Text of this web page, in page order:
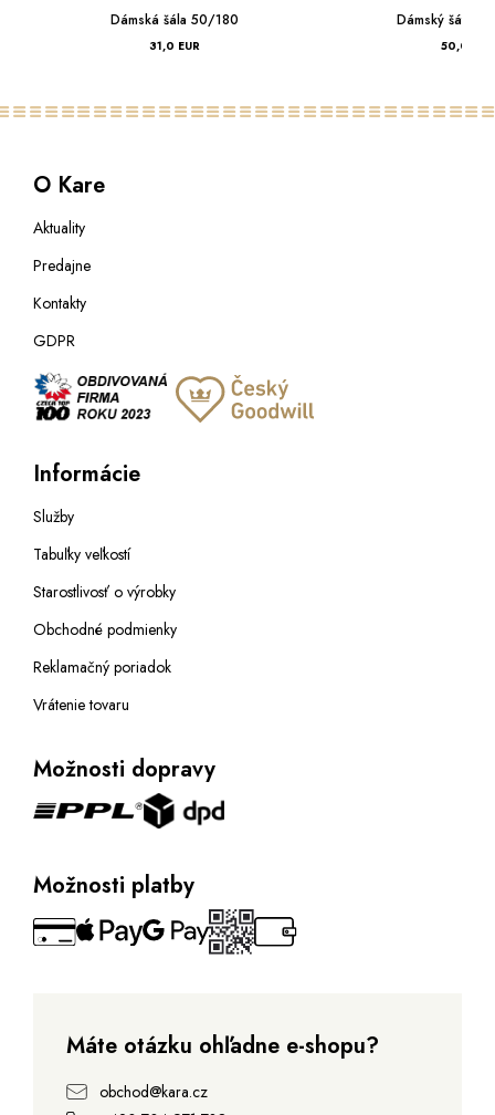
Dámská šála 50/180
31,0 EUR
Dámský šátek
50,0 EUR
O Kare
Aktuality
Predajne
Kontakty
GDPR
Informácie
Služby
Tabuľky veľkostí
Starostlivosť o výrobky
Obchodné podmienky
Reklamačný poriadok
Vrátenie tovaru
Možnosti dopravy
Možnosti platby
Máte otázku ohľadne e-shopu?
obchod@kara.cz